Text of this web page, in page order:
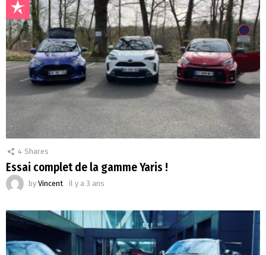
4 Shares
Essai complet de la gamme Yaris !
by Vincent il y a 3 ans